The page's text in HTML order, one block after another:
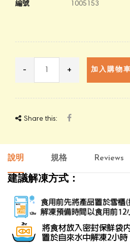
編號 1005153
- + 加入購物車
Share this:
說明 規格 Reviews
建議解凍方式：